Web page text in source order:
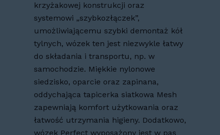
krzyżakowej konstrukcji oraz
systemowi „szybkozłączek”,
umożliwiającemu szybki demontaż kół
tylnych, wózek ten jest niezwykle łatwy
do składania i transportu, np. w
samochodzie. Miękkie nylonowe
siedzisko, oparcie oraz zapinana,
oddychająca tapicerka siatkowa Mesh
zapewniają komfort użytkowania oraz
łatwość utrzymania higieny. Dodatkowo,
wózek Perfect wyposażony jest w pas